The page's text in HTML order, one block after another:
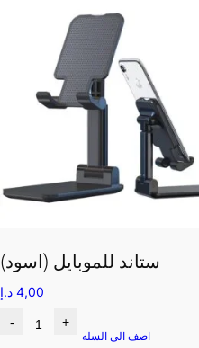
ستاند للموبايل (اسود)
4,00 د.إ
- +
اضف الى السلة